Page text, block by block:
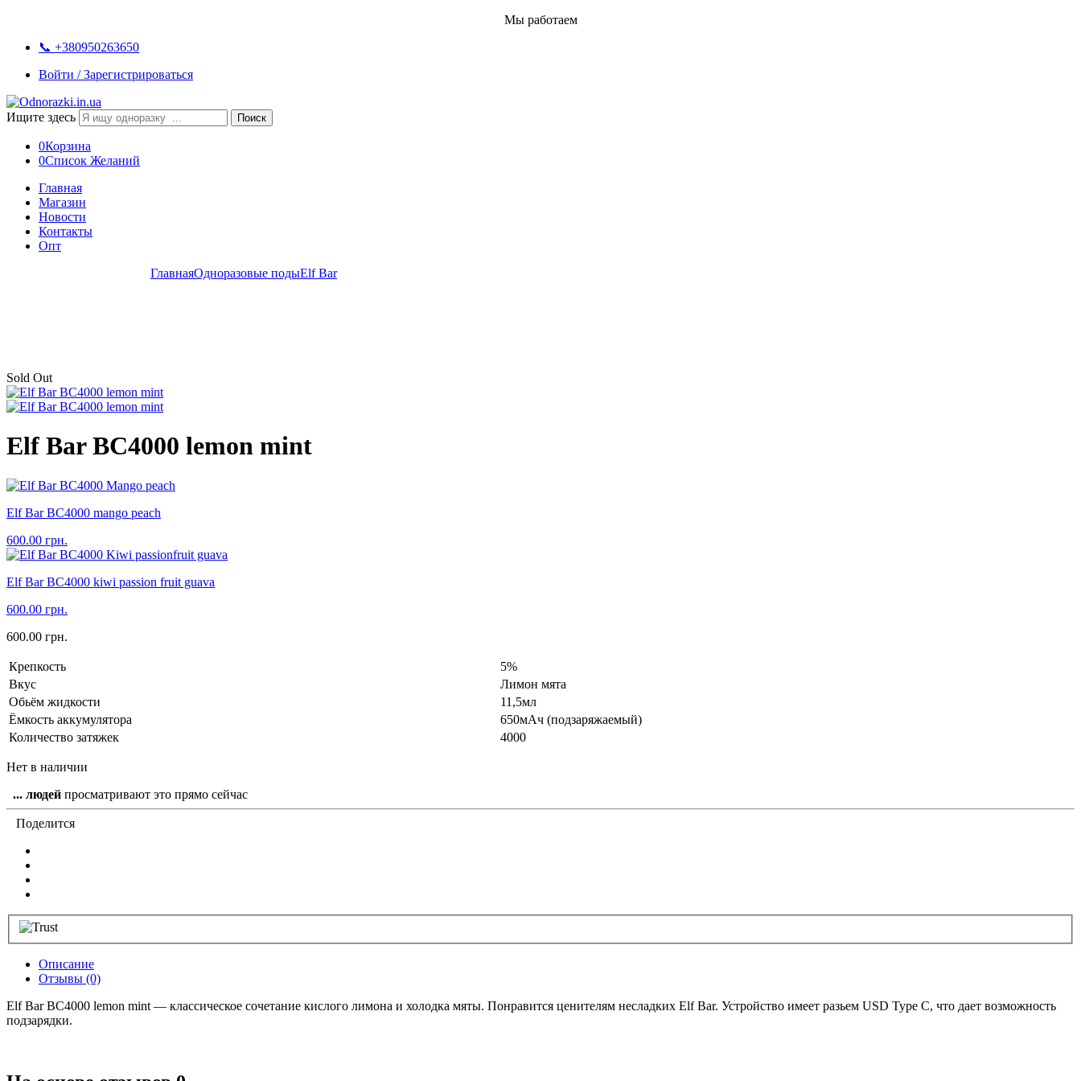
Мы работаем
📞 +380950263650
Войти / Зарегистрироваться
Ищите здесь Поиск
0Корзина
0Список Желаний
Главная
Магазин
Новости
Контакты
Опт
ГлавнаяОдноразовые подыElf Bar
Sold Out
Elf Bar BC4000 lemon mint
Elf Bar BC4000 mango peach
600.00 грн.
Elf Bar BC4000 kiwi passion fruit guava
600.00 грн.
600.00 грн.
Крепкость
5%
Вкус
Лимон мята
Обьём жидкости
11,5мл
Ёмкость аккумулятора
650мАч (подзаряжаемый)
Количество затяжек
4000
Нет в наличии
... людей просматривают это прямо сейчас
Поделится
Описание
Отзывы (0)
Elf Bar BC4000 lemon mint — классическое сочетание кислого лимона и холодка мяты. Понравится ценителям несладких Elf Bar. Устройство имеет разьем USD Type C, что дает возможность
подзарядки.